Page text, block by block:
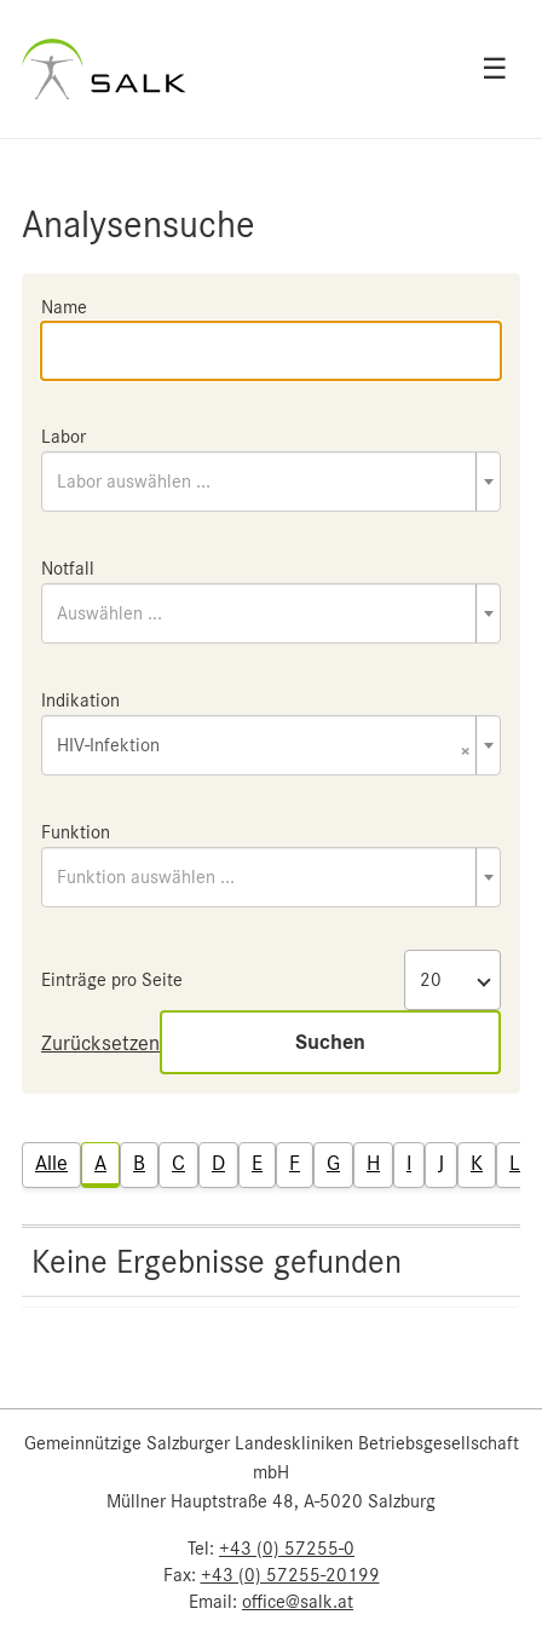
☰
Analysensuche
Name
Labor
Labor auswählen ...
Notfall
Auswählen ...
Indikation
×
HIV-Infektion
Funktion
Funktion auswählen ...
Einträge pro Seite
Zurücksetzen Suchen
Alle A B C D E F G H I J K L
Keine Ergebnisse gefunden
Gemeinnützige Salzburger Landeskliniken Betriebsgesellschaft
mbH
Müllner Hauptstraße 48, A-5020 Salzburg
Tel: +43 (0) 57255-0
Fax: +43 (0) 57255-20199
Email: office@salk.at